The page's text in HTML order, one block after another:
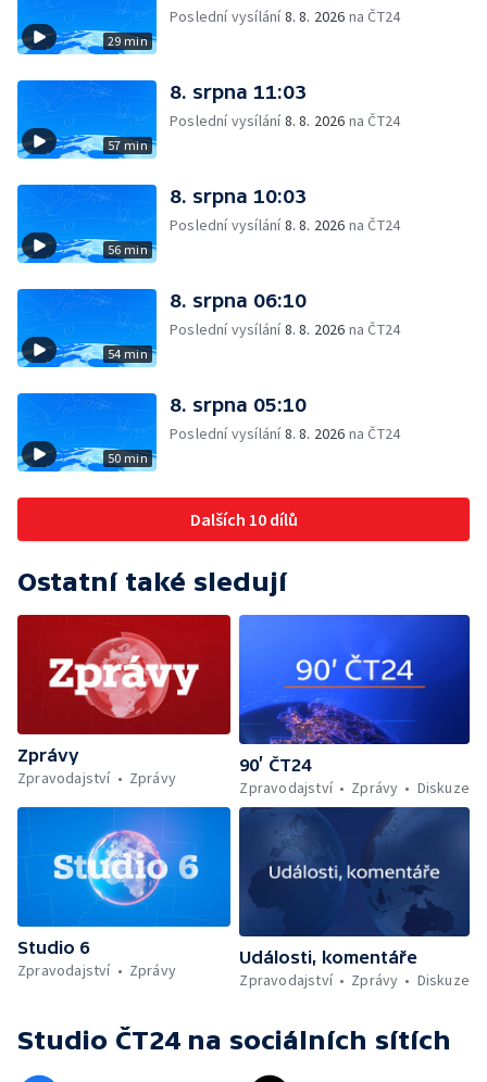
29 min
Poslední vysílání8. 8. 2026 na ČT24
57 min
8. srpna 11:03
Poslední vysílání8. 8. 2026 na ČT24
56 min
8. srpna 10:03
Poslední vysílání8. 8. 2026 na ČT24
54 min
8. srpna 06:10
Poslední vysílání8. 8. 2026 na ČT24
50 min
8. srpna 05:10
Poslední vysílání8. 8. 2026 na ČT24
Dalších 10 dílů
Ostatní také sledují
Zprávy
Zpravodajství
Zprávy
90’ ČT24
Zpravodajství
Zprávy Diskuze
Studio 6
Zpravodajství
Zprávy
Události, komentáře
Zpravodajství
Zprávy Diskuze
Studio ČT24 na sociálních sítích